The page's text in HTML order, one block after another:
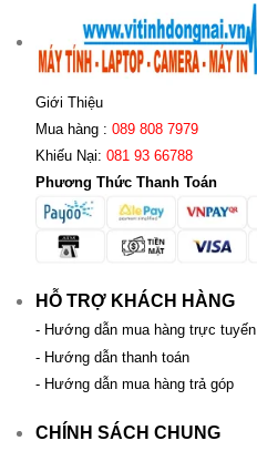
Giới Thiệu
Mua hàng : 089 808 7979
Khiếu Nại: 081 93 66788
Phương Thức Thanh Toán
HỖ TRỢ KHÁCH HÀNG
- Hướng dẫn mua hàng trực tuyến
- Hướng dẫn thanh toán
- Hướng dẫn mua hàng trả góp
CHÍNH SÁCH CHUNG